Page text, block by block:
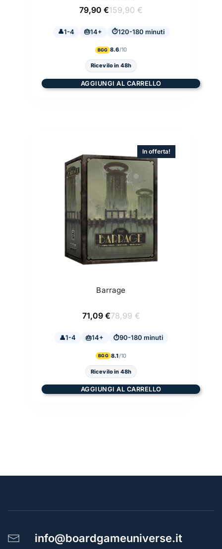
159,90 €
Il
prezzo
era:
79,90 € Il
prezzo
è:
1-4 14+ 120-180 minuti
BGG 8.6
Ricevilo in 48h
AGGIUNGI AL CARRELLO
In offerta!
Barrage
78,99 €
Il
prezzo
era:
71,09 €Il
prezzo
è:
1-4 14+ 90-180 minuti
BGG 8.1
Ricevilo in 48h
AGGIUNGI AL CARRELLO
info@boardgameuniverse.it